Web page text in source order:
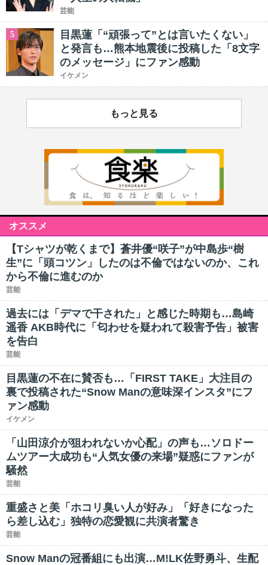
芸能
5
目黒蓮「“頑張って”とは言いたくない」
と発言も…熊本地震後に投稿した「8文字
のメッセージ」にファン感動
イケメン
もっと見る
オススメ
【Tシャツが乾くまで】蒼井優“咲子”が中島歩“樹
生”に「頭コツン」したのは不倫ではないのか、これ
から不倫に進むのか
芸能
過去には「デマで干された」と感じた時期も…島崎
遥香 AKB時代に「匂わせを疑われて殺害予告」被害
を告白
芸能
目黒蓮の不在に賛否も…「FIRST TAKE」大注目の
裏で投稿された“Snow Manの意味深インスタ”にフ
ァン感動
イケメン
「山田涼介が狙われないか心配」の声も…ソロドー
ムツアー大成功も“人気女優の来場”疑惑にファンが
騒然
芸能
重盛さと美「ホコリ臭い人が好み」「好きになった
ら差し込む」独特の恋愛観に共演者驚き
芸能
Snow Manの冠番組にも出演…M!LK佐野勇斗、生配